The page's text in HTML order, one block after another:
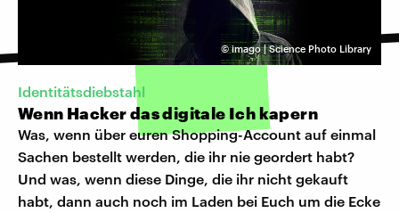
©imago | Science Photo Library
Identitätsdiebstahl
Wenn Hacker das digitale Ich kapern
Was, wenn über euren Shopping-Account auf einmal
Sachen bestellt werden, die ihr nie geordert habt?
Und was, wenn diese Dinge, die ihr nicht gekauft
habt, dann auch noch im Laden bei Euch um die Ecke